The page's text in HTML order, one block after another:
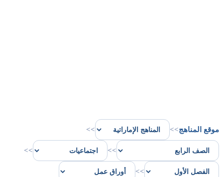
موقع المناهج>>
>>
>>
>>
>>